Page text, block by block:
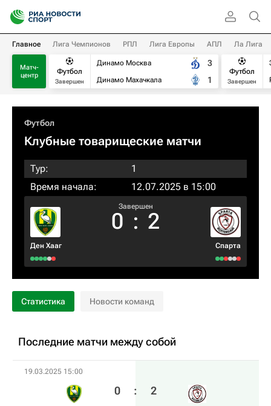
Главное Лига Чемпионов РПЛ Лига Европы АПЛ Ла Лига
Матч-
центр
Футбол
Завершен
Динамо Москва
Динамо Махачкала
3
1
Футбол
Завершен
Футбол
Клубные товарищеские матчи
Тур:
1
Время начала:
12.07.2025 в 15:00
Ден Хааг
Завершен
0 : 2
Спарта
Статистика Новости команд
Последние матчи между собой
19.03.2025 15:00
0 : 2